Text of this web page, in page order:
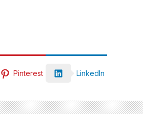
Pinterest LinkedIn